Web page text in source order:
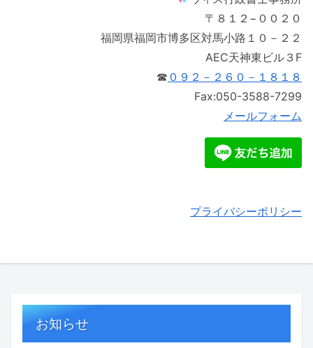
〒８１２−００２０
福岡県福岡市博多区対馬小路１０－２２
AEC天神東ビル３F
☎ ０９２－２６０－１８１８
Fax:050-3588-7299
メールフォーム
プライバシーポリシー
お知らせ